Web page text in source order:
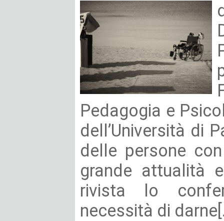
Pedagogia e
dell’Università di
delle persone
grande attualità
rivista lo
necessità di